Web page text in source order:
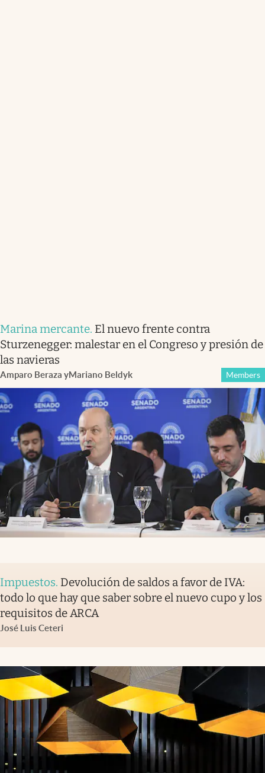
Marina mercante. El nuevo frente contra
Sturzenegger: malestar en el Congreso y presión de
las navieras
Amparo Beraza yMariano Beldyk Members
Impuestos. Devolución de saldos a favor de IVA:
todo lo que hay que saber sobre el nuevo cupo y los
requisitos de ARCA
José Luis Ceteri